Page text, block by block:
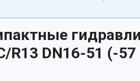
DN16-51 (-57